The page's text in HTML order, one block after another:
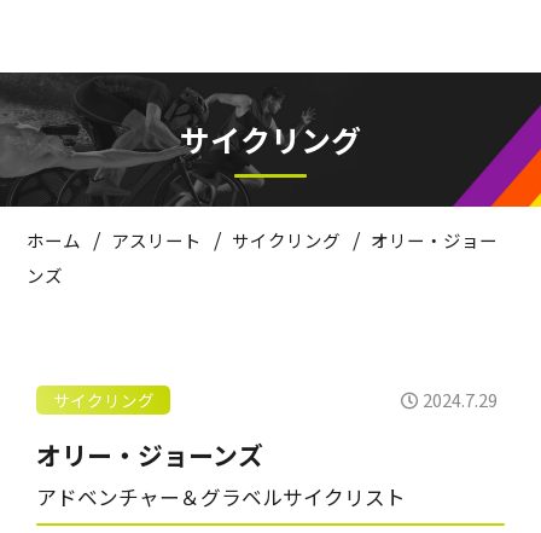
サイクリング
ホーム / アスリート / サイクリング / オリー・ジョー
ンズ
サイクリング 2024.7.29
オリー・ジョーンズ
アドベンチャー＆グラベルサイクリスト